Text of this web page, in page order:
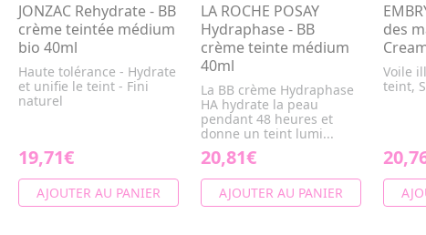
JONZAC Rehydrate - BB
crème teintée médium
bio 40ml
Haute tolérance - Hydrate
et unifie le teint - Fini
naturel
19,71€
AJOUTER AU PANIER
LA ROCHE POSAY
Hydraphase - BB
crème teinte médium
40ml
La BB crème Hydraphase
HA hydrate la peau
pendant 48 heures et
donne un teint lumi...
20,81€
AJOUTER AU PANIER
des
Voile
teint,